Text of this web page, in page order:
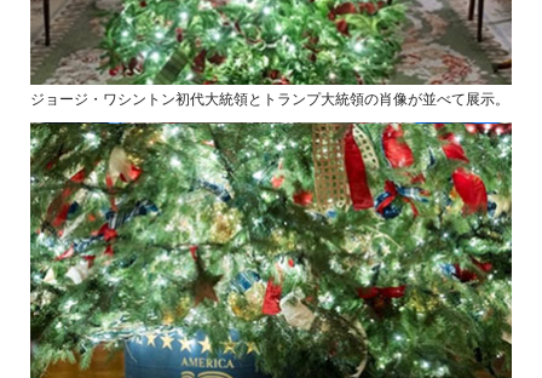
ジョージ・ワシントン初代大統領とトランプ大統領の肖像が並べて展示。